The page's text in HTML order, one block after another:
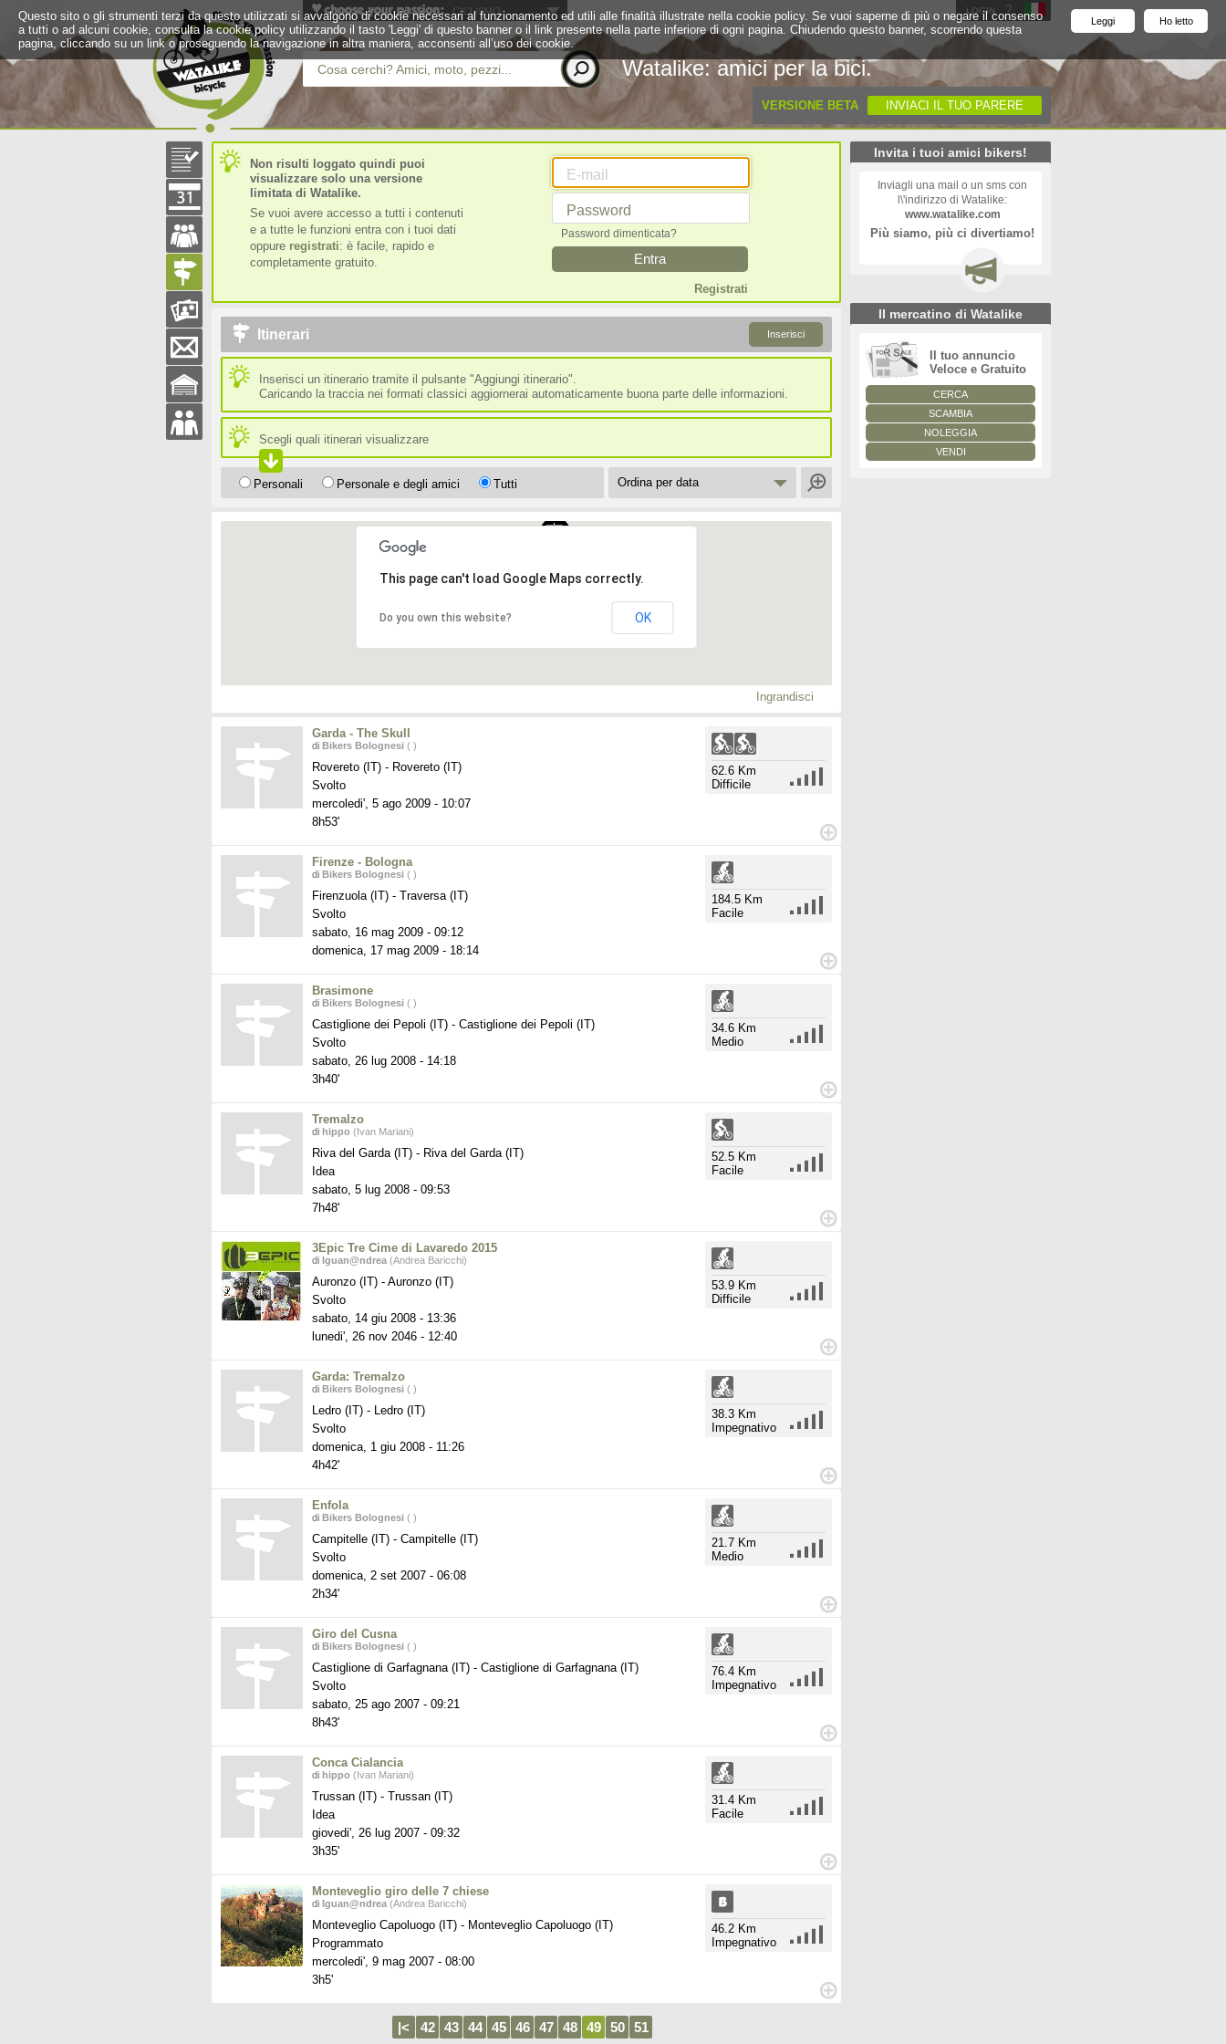
Cosa cerchi? Amici, moto, pezzi... Watalike: amici per la bici.
VERSIONE BETA INVIACI IL TUO PARERE
CICLISMO LOGIN ?
Non risulti loggato quindi puoi
visualizzare solo una versione
limitata di Watalike.
Se vuoi avere accesso a tutti i contenuti
e a tutte le funzioni entra con i tuoi dati
oppure registrati: è facile, rapido e
completamente gratuito.
E-mail
Password
Password dimenticata?
Entra
Registrati
Itinerari Inserisci
Inserisci un itinerario tramite il pulsante "Aggiungi itinerario".
Caricando la traccia nei formati classici aggiornerai automaticamente buona parte delle informazioni.
Scegli quali itinerari visualizzare
Personali Personale e degli amici Tutti Ordina per data
This page can't load Google Maps correctly.
Do you own this website? OK
Ingrandisci
Garda - The Skull
di Bikers Bolognesi ( )
Rovereto (IT) - Rovereto (IT)
Svolto
mercoledi', 5 ago 2009 - 10:07
8h53'
62.6 Km
Difficile
Firenze - Bologna
di Bikers Bolognesi ( )
Firenzuola (IT) - Traversa (IT)
Svolto
sabato, 16 mag 2009 - 09:12
domenica, 17 mag 2009 - 18:14
184.5 Km
Facile
Brasimone
di Bikers Bolognesi ( )
Castiglione dei Pepoli (IT) - Castiglione dei Pepoli (IT)
Svolto
sabato, 26 lug 2008 - 14:18
3h40'
34.6 Km
Medio
Tremalzo
di hippo (Ivan Mariani)
Riva del Garda (IT) - Riva del Garda (IT)
Idea
sabato, 5 lug 2008 - 09:53
7h48'
52.5 Km
Facile
3Epic Tre Cime di Lavaredo 2015
di Iguan@ndrea (Andrea Baricchi)
Auronzo (IT) - Auronzo (IT)
Svolto
sabato, 14 giu 2008 - 13:36
lunedi', 26 nov 2046 - 12:40
53.9 Km
Difficile
Garda: Tremalzo
di Bikers Bolognesi ( )
Ledro (IT) - Ledro (IT)
Svolto
domenica, 1 giu 2008 - 11:26
4h42'
38.3 Km
Impegnativo
Enfola
di Bikers Bolognesi ( )
Campitelle (IT) - Campitelle (IT)
Svolto
domenica, 2 set 2007 - 06:08
2h34'
21.7 Km
Medio
Giro del Cusna
di Bikers Bolognesi ( )
Castiglione di Garfagnana (IT) - Castiglione di Garfagnana (IT)
Svolto
sabato, 25 ago 2007 - 09:21
8h43'
76.4 Km
Impegnativo
Conca Cialancia
di hippo (Ivan Mariani)
Trussan (IT) - Trussan (IT)
Idea
giovedi', 26 lug 2007 - 09:32
3h35'
31.4 Km
Facile
Monteveglio giro delle 7 chiese
di Iguan@ndrea (Andrea Baricchi)
Monteveglio Capoluogo (IT) - Monteveglio Capoluogo (IT)
Programmato
mercoledi', 9 mag 2007 - 08:00
3h5'
46.2 Km
Impegnativo
|< 42 43 44 45 46 47 48 49 50 51
Invita i tuoi amici bikers!
Inviagli una mail o un sms con
l\'indirizzo di Watalike:
www.watalike.com
Più siamo, più ci divertiamo!
Il mercatino di Watalike
Il tuo annuncio
Veloce e Gratuito
CERCA
SCAMBIA
NOLEGGIA
VENDI
Questo sito o gli strumenti terzi da questo utilizzati si avvalgono di cookie necessari al funzionamento ed utili alle finalità illustrate nella cookie policy. Se vuoi saperne di più o negare il consenso
a tutti o ad alcuni cookie, consulta la cookie policy utilizzando il tasto 'Leggi' di questo banner o il link presente nella parte inferiore di ogni pagina. Chiudendo questo banner, scorrendo questa
pagina, cliccando su un link o proseguendo la navigazione in altra maniera, acconsenti all’uso dei cookie.
Ho letto
Leggi